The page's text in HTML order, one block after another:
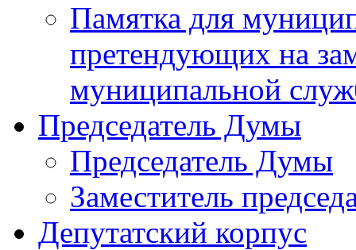
Памятка для
претендующих на
муниципальной
Председатель Думы
Председатель Думы
Заместитель
Депутатский корпус